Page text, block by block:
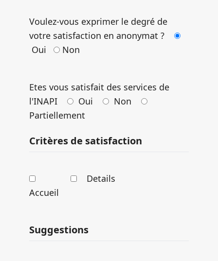
Voulez-vous exprimer le degré de
votre satisfaction en anonymat ?
Oui
Non
Etes vous satisfait des services de
l'INAPI
Oui
Non
Partiellement
Critères de satisfaction
Accueil
Details
Suggestions